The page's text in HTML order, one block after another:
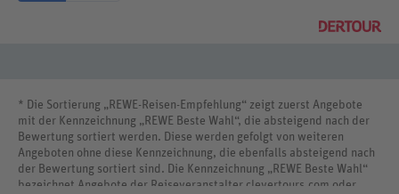
* Die Sortierung „REWE-Reisen-Empfehlung“ zeigt zuerst Angebote
mit der Kennzeichnung „REWE Beste Wahl“, die absteigend nach der
Bewertung sortiert werden. Diese werden gefolgt von weiteren
Angeboten ohne diese Kennzeichnung, die ebenfalls absteigend nach
der Bewertung sortiert sind. Die Kennzeichnung „REWE Beste Wahl“
bezeichnet Angebote der Reiseveranstalter clevertours.com oder